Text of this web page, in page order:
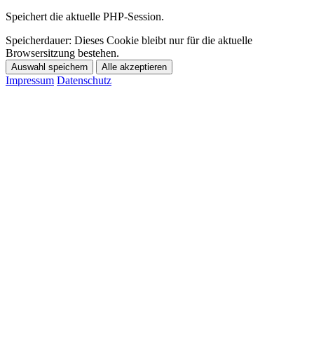
Speichert die aktuelle PHP-Session.
Speicherdauer: Dieses Cookie bleibt nur für die aktuelle
Browsersitzung bestehen.
Auswahl speichern Alle akzeptieren
Impressum Datenschutz